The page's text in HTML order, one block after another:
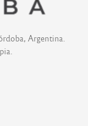
Argentina.